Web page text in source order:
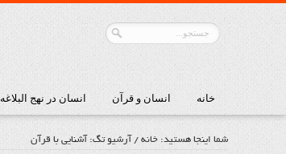
خانه انسان و قرآن انسان در نهج البلاغه
شما اینجا هستید: خانه / آرشیو تگ: آشنايی با قرآن